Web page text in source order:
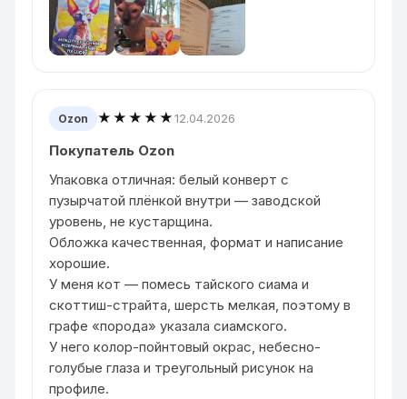
Ozon ★★★★★12.04.2026
Покупатель Ozon
Упаковка отличная: белый конверт с
пузырчатой плёнкой внутри — заводской
уровень, не кустарщина.
Обложка качественная, формат и написание
хорошие.
У меня кот — помесь тайского сиама и
скоттиш-страйта, шерсть мелкая, поэтому в
графе «порода» указала сиамского.
У него колор-пойнтовый окрас, небесно-
голубые глаза и треугольный рисунок на
профиле.